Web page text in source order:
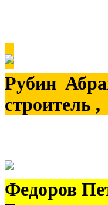
Рубин
строитель
Федоров